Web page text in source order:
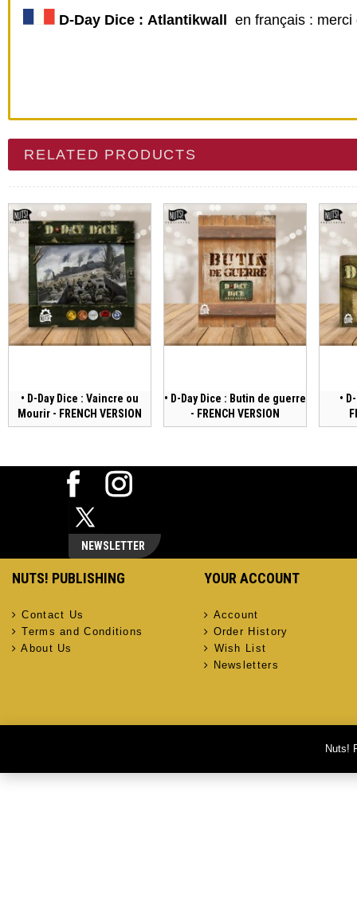
D-Day Dice : Atlantikwall en français :
RELATED PRODUCTS
• D-Day Dice : Vaincre ou
Mourir - FRENCH VERSION
• D-Day Dice : Butin de guerre
- FRENCH VERSION
•
NEWSLETTER
NUTS! PUBLISHING
Contact Us
Terms and Conditions
About Us
YOUR ACCOUNT
Account
Order History
Wish List
Newsletters
Nuts!